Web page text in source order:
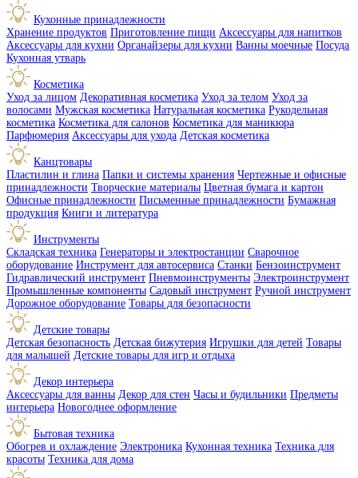
Кухонные принадлежности
Хранение продуктов Приготовление пищи Аксессуары для напитков
Аксессуары для кухни Органайзеры для кухни Ванны моечные Посуда
Кухонная утварь
Косметика
Уход за лицом Декоративная косметика Уход за телом Уход за
волосами Мужская косметика Натуральная косметика Рукодельная
косметика Косметика для салонов Косметика для маникюра
Парфюмерия Аксессуары для ухода Детская косметика
Канцтовары
Пластилин и глина Папки и системы хранения Чертежные и офисные
принадлежности Творческие материалы Цветная бумага и картон
Офисные принадлежности Письменные принадлежности Бумажная
продукция Книги и литература
Инструменты
Складская техника Генераторы и электростанции Сварочное
оборудование Инструмент для автосервиса Станки Бензоинструмент
Гидравлический инструмент Пневмоинструменты Электроинструмент
Промышленные компоненты Садовый инструмент Ручной инструмент
Дорожное оборудование Товары для безопасности
Детские товары
Детская безопасность Детская бижутерия Игрушки для детей Товары
для малышей Детские товары для игр и отдыха
Декор интерьера
Аксессуары для ванны Декор для стен Часы и будильники Предметы
интерьера Новогоднее оформление
Бытовая техника
Обогрев и охлаждение Электроника Кухонная техника Техника для
красоты Техника для дома